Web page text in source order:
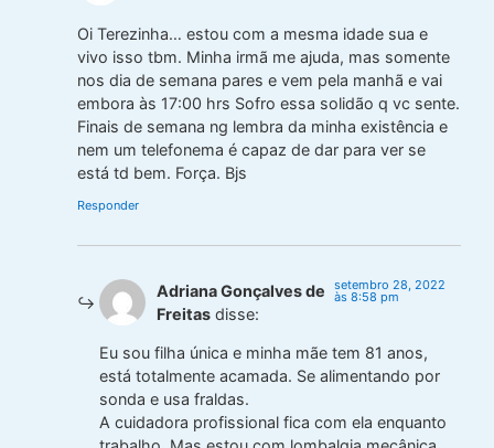
Oi Terezinha… estou com a mesma idade sua e
vivo isso tbm. Minha irmã me ajuda, mas somente
nos dia de semana pares e vem pela manhã e vai
embora às 17:00 hrs Sofro essa solidão q vc sente.
Finais de semana ng lembra da minha existência e
nem um telefonema é capaz de dar para ver se
está td bem. Força. Bjs
Responder
Adriana Gonçalves de
Freitas disse:
setembro 28, 2022
às 8:58 pm
Eu sou filha única e minha mãe tem 81 anos,
está totalmente acamada. Se alimentando por
sonda e usa fraldas.
A cuidadora profissional fica com ela enquanto